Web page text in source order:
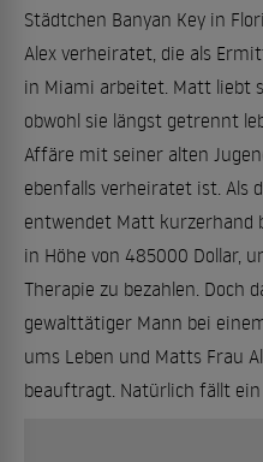
Städtchen Banyan Key in
Alex verheiratet, die als
in Miami arbeitet. Matt liebt
obwohl sie längst getrennt
Affäre mit seiner alten
ebenfalls verheiratet ist. Als
entwendet Matt kurzerhand
in Höhe von 485000 Dollar,
Therapie zu bezahlen. Doch
gewalttätiger Mann bei
ums Leben und Matts Frau
beauftragt. Natürlich fällt